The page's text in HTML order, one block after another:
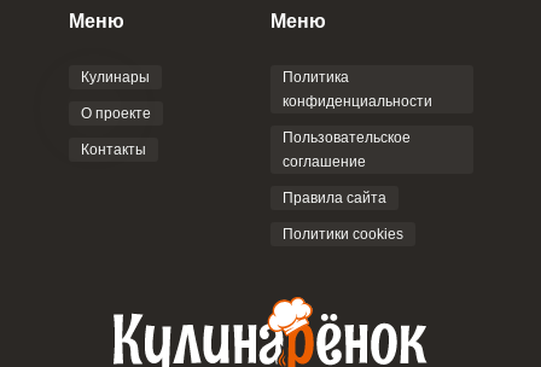
Меню
Кулинары
О проекте
Контакты
Меню
Политика
конфиденциальности
Пользовательское
соглашение
Правила сайта
Политики cookies